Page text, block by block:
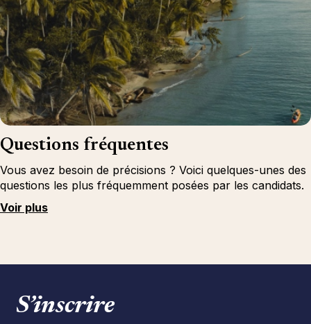
Questions fréquentes
Vous avez besoin de précisions ? Voici quelques-unes des
questions les plus fréquemment posées par les candidats.
Voir plus
S’inscrire